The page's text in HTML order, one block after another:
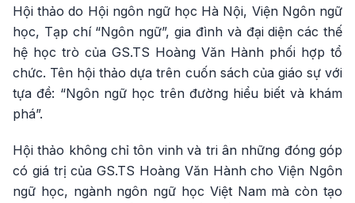
Hội thảo do Hội ngôn ngữ học Hà Nội, Viện Ngôn ngữ
học, Tạp chí “Ngôn ngữ”, gia đình và đại diện các thế
hệ học trò của GS.TS Hoàng Văn Hành phối hợp tổ
chức. Tên hội thảo dựa trên cuốn sách của giáo sự với
tựa đề: “Ngôn ngữ học trên đường hiểu biết và khám
phá”.
Hội thảo không chỉ tôn vinh và tri ân những đóng góp
có giá trị của GS.TS Hoàng Văn Hành cho Viện Ngôn
ngữ học, ngành ngôn ngữ học Việt Nam mà còn tạo